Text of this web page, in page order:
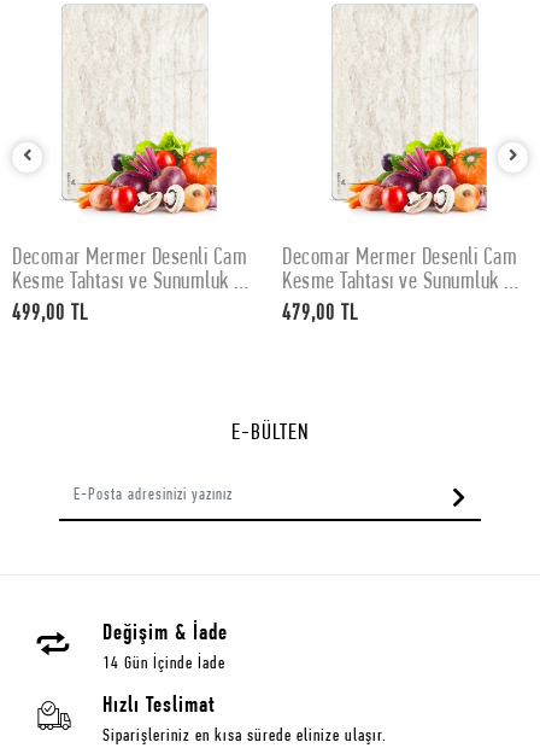
SEPETE EKLE
Decomar Mermer Desenli Cam
Kesme Tahtası ve Sunumluk 30
x 40 cm
499,00 TL
SEPETE EKLE
Decomar Mermer Desenli Cam
Kesme Tahtası ve Sunumluk 25
x 35 cm
479,00 TL
E-BÜLTEN
Değişim & İade
14 Gün İçinde İade
Hızlı Teslimat
Siparişleriniz en kısa sürede elinize ulaşır.